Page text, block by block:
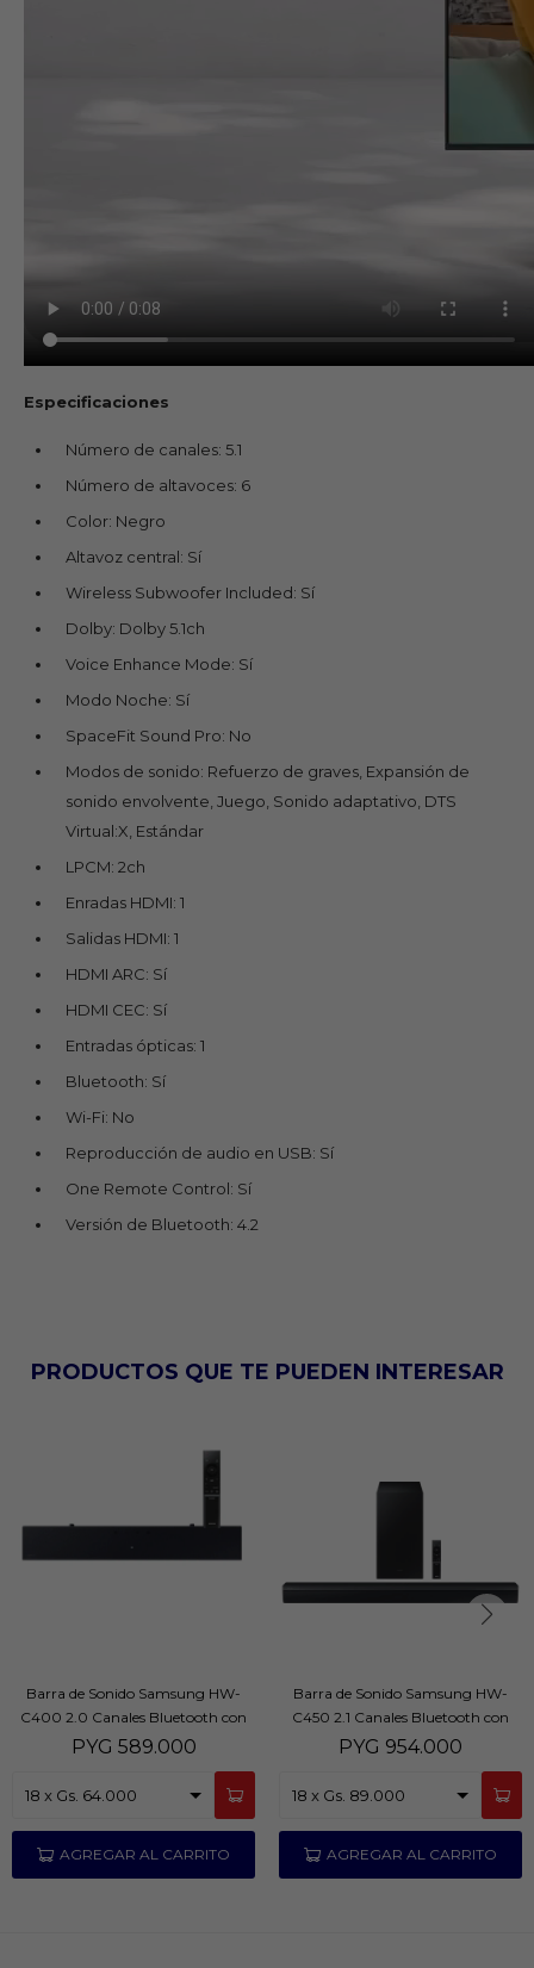
Especificaciones
Número de canales: 5.1
Número de altavoces: 6
Color: Negro
Altavoz central: Sí
Wireless Subwoofer Included: Sí
Dolby: Dolby 5.1ch
Voice Enhance Mode: Sí
Modo Noche: Sí
SpaceFit Sound Pro: No
Modos de sonido: Refuerzo de graves, Expansión de
sonido envolvente, Juego, Sonido adaptativo, DTS
Virtual:X, Estándar
LPCM: 2ch
Enradas HDMI: 1
Salidas HDMI: 1
HDMI ARC: Sí
HDMI CEC: Sí
Entradas ópticas: 1
Bluetooth: Sí
Wi-Fi: No
Reproducción de audio en USB: Sí
One Remote Control: Sí
Versión de Bluetooth: 4.2
PRODUCTOS QUE TE PUEDEN INTERESAR
Barra de Sonido Samsung HW-
C400 2.0 Canales Bluetooth con
Subwoofer
PYG 589.000
Barra de Sonido Samsung HW-
C450 2.1 Canales Bluetooth con
Subwoofer
PYG 954.000